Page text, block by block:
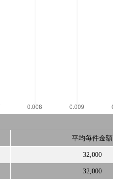
平均每件金額
32,000
32,000